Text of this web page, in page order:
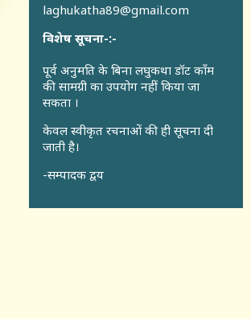
laghukatha89@gmail.com
विशेष सूचना-:-
पूर्व अनुमति के बिना लघुकथा डॉट कॉंम
की सामग्री का उपयोग नहीं किया जा
सकता ।
केवल स्वीकृत रचनाओं की ही सूचना दी
जाती है।
-सम्पादक द्वय